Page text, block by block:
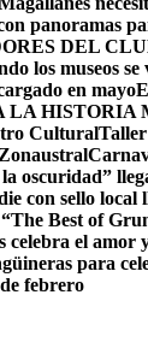
panoramas
DEL
los museos
en mayo
CulturalTaller
oscuridad”
con sello local
Best of
celebra el amor
para
febrero